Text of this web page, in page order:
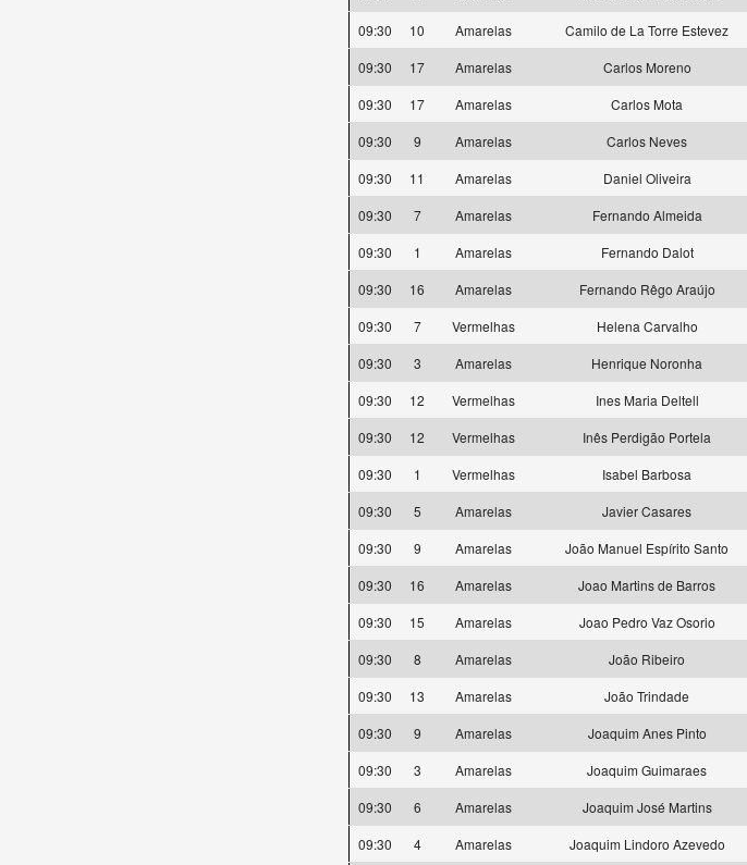
09:30
10 Amarelas Camilo de La Torre Estevez
09:30
17 Amarelas Carlos Moreno
09:30
17 Amarelas Carlos Mota
09:30
9 Amarelas Carlos Neves
09:30
11 Amarelas Daniel Oliveira
09:30
7 Amarelas Fernando Almeida
09:30
1 Amarelas Fernando Dalot
09:30
16 Amarelas Fernando Rêgo Araújo
09:30
7 Vermelhas Helena Carvalho
09:30
3 Amarelas Henrique Noronha
09:30
12 Vermelhas Ines Maria Deltell
09:30
12 Vermelhas Inês Perdigão Portela
09:30
1 Vermelhas Isabel Barbosa
09:30
5 Amarelas Javier Casares
09:30
9 Amarelas João Manuel Espírito Santo
09:30
16 Amarelas Joao Martins de Barros
09:30
15 Amarelas Joao Pedro Vaz Osorio
09:30
8 Amarelas João Ribeiro
09:30
13 Amarelas João Trindade
09:30
9 Amarelas Joaquim Anes Pinto
09:30
3 Amarelas Joaquim Guimaraes
09:30
6 Amarelas Joaquim José Martins
09:30
4 Amarelas Joaquim Lindoro Azevedo